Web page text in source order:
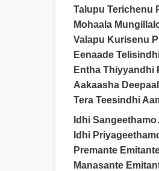
Talupu Terichenu
Mohaala
Valapu Kurisenu
Eenaade
Entha Thiyyandhi
Aakaasha
Tera Teesindhi
Idhi
Idhi
Premante
Manasante